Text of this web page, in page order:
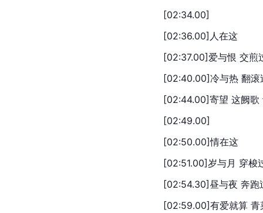
[02:34.00]
[02:36.00]人在这
[02:37.00]爱与恨 交煎
[02:40.00]冷与热 翻滚
[02:44.00]寄望 这阙歌
[02:49.00]
[02:50.00]情在这
[02:51.00]岁与月 穿梭
[02:54.30]昼与夜 奔跑
[02:59.00]有爱就算 青